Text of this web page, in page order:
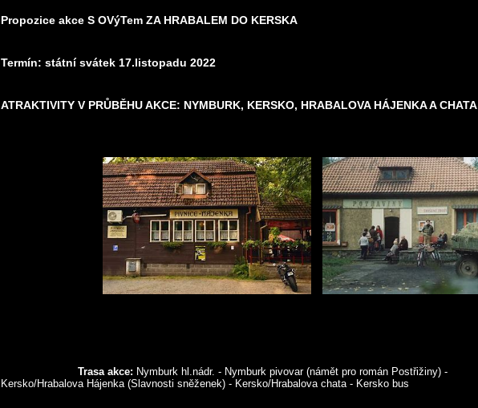
Propozice akce S OVýTem ZA HRABALEM DO KERSKA
Termín: státní svátek 17.listopadu 2022
ATRAKTIVITY V PRŮBĚHU AKCE: NYMBURK, KERSKO, HRABALOVA HÁJENKA A CHATA
Trasa akce: Nymburk hl.nádr. - Nymburk pivovar (námět pro román Postřižiny) -
Kersko/Hrabalova Hájenka (Slavnosti sněženek) - Kersko/Hrabalova chata - Kersko bus